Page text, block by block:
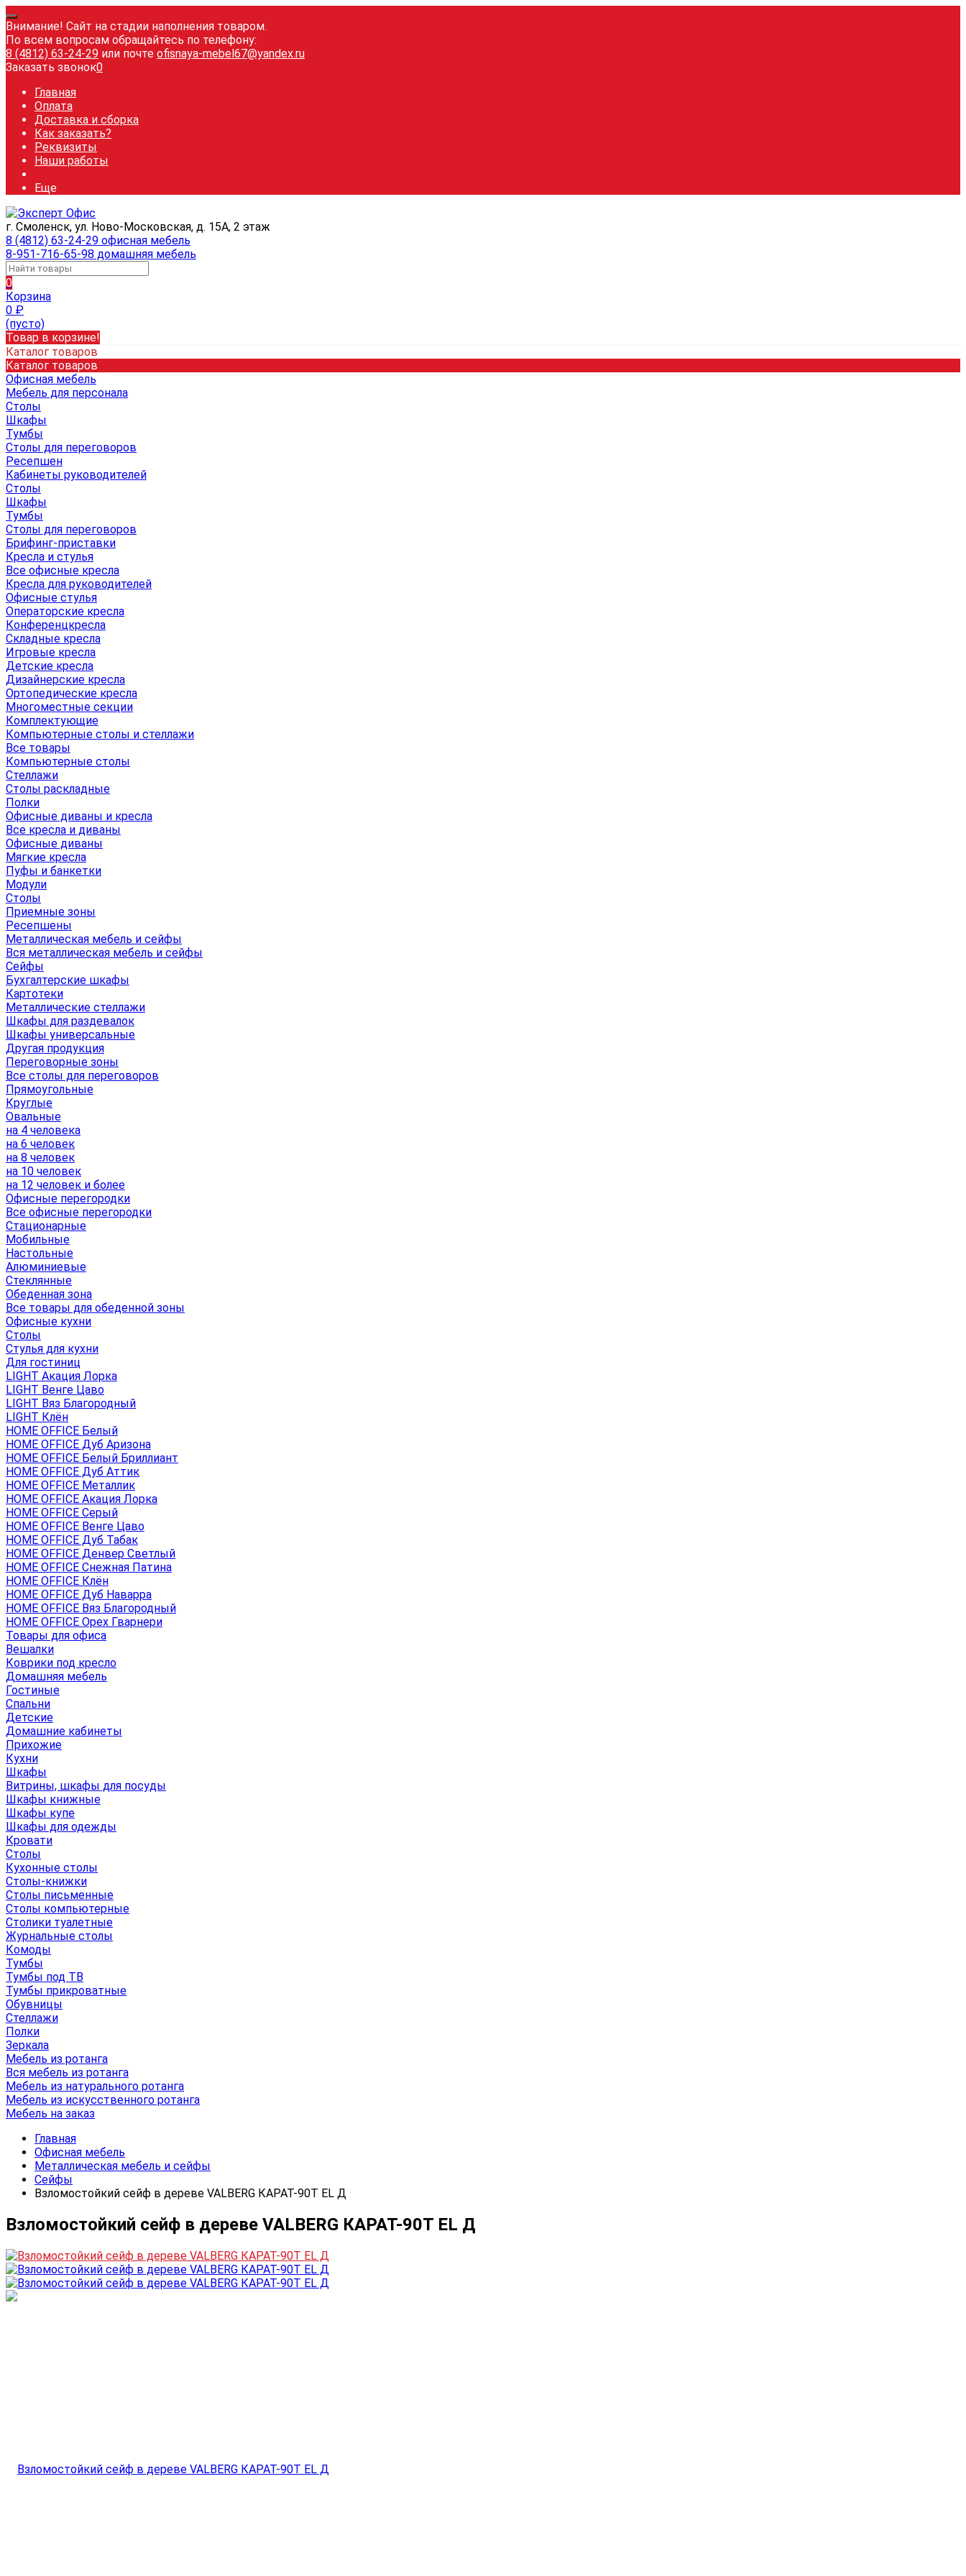
Внимание! Сайт на стадии наполнения товаром.
По всем вопросам обращайтесь по телефону:
8 (4812) 63-24-29 или почте ofisnaya-mebel67@yandex.ru
Заказать звонок0
Главная
Оплата
Доставка и сборка
Как заказать?
Реквизиты
Наши работы
Еще
г. Смоленск, ул. Ново-Московская, д. 15А, 2 этаж
8 (4812) 63-24-29 офисная мебель
8-951-716-65-98 домашняя мебель
0
Корзина
0 ₽
(пусто)
Товар в корзине!
Каталог товаров
Каталог товаров
Офисная мебель
Мебель для персонала
Столы
Шкафы
Тумбы
Столы для переговоров
Ресепшен
Кабинеты руководителей
Столы
Шкафы
Тумбы
Столы для переговоров
Брифинг-приставки
Кресла и стулья
Все офисные кресла
Кресла для руководителей
Офисные стулья
Операторские кресла
Конференцкресла
Складные кресла
Игровые кресла
Детские кресла
Дизайнерские кресла
Ортопедические кресла
Многоместные секции
Комплектующие
Компьютерные столы и стеллажи
Все товары
Компьютерные столы
Стеллажи
Столы раскладные
Полки
Офисные диваны и кресла
Все кресла и диваны
Офисные диваны
Мягкие кресла
Пуфы и банкетки
Модули
Столы
Приемные зоны
Ресепшены
Металлическая мебель и сейфы
Вся металлическая мебель и сейфы
Сейфы
Бухгалтерские шкафы
Картотеки
Металлические стеллажи
Шкафы для раздевалок
Шкафы универсальные
Другая продукция
Переговорные зоны
Все столы для переговоров
Прямоугольные
Круглые
Овальные
на 4 человека
на 6 человек
на 8 человек
на 10 человек
на 12 человек и более
Офисные перегородки
Все офисные перегородки
Стационарные
Мобильные
Настольные
Алюминиевые
Стеклянные
Обеденная зона
Все товары для обеденной зоны
Офисные кухни
Столы
Стулья для кухни
Для гостиниц
LIGHT Акация Лорка
LIGHT Венге Цаво
LIGHT Вяз Благородный
LIGHT Клён
HOME OFFICE Белый
HOME OFFICE Дуб Аризона
HOME OFFICE Белый Бриллиант
HOME OFFICE Дуб Аттик
HOME OFFICE Металлик
HOME OFFICE Акация Лорка
HOME OFFICE Серый
HOME OFFICE Венге Цаво
HOME OFFICE Дуб Табак
HOME OFFICE Денвер Светлый
HOME OFFICE Снежная Патина
HOME OFFICE Клён
HOME OFFICE Дуб Наварра
HOME OFFICE Вяз Благородный
HOME OFFICE Орех Гварнери
Товары для офиса
Вешалки
Коврики под кресло
Домашняя мебель
Гостиные
Спальни
Детские
Домашние кабинеты
Прихожие
Кухни
Шкафы
Витрины, шкафы для посуды
Шкафы книжные
Шкафы купе
Шкафы для одежды
Кровати
Столы
Кухонные столы
Столы-книжки
Столы письменные
Столы компьютерные
Столики туалетные
Журнальные столы
Комоды
Тумбы
Тумбы под ТВ
Тумбы прикроватные
Обувницы
Стеллажи
Полки
Зеркала
Мебель из ротанга
Вся мебель из ротанга
Мебель из натурального ротанга
Мебель из искусственного ротанга
Мебель на заказ
Главная
Офисная мебель
Металлическая мебель и сейфы
Сейфы
Взломостойкий сейф в дереве VALBERG КАРАТ-90T EL Д
Взломостойкий сейф в дереве VALBERG КАРАТ-90T EL Д